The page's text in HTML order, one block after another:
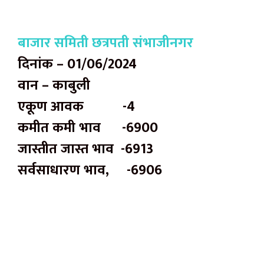
बाजार समिती छत्रपती संभाजीनगर
दिनांक – 01/06/2024
वान – काबुली
एकूण आवक -4
कमीत कमी भाव -6900
जास्तीत जास्त भाव -6913
सर्वसाधारण भाव, -6906